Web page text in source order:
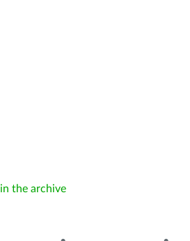
in the archive